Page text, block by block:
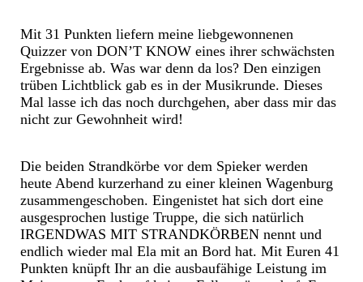
Mit 31 Punkten liefern meine liebgewonnenen
Quizzer von DON’T KNOW eines ihrer schwächsten
Ergebnisse ab. Was war denn da los? Den einzigen
trüben Lichtblick gab es in der Musikrunde. Dieses
Mal lasse ich das noch durchgehen, aber dass mir das
nicht zur Gewohnheit wird!
Die beiden Strandkörbe vor dem Spieker werden
heute Abend kurzerhand zu einer kleinen Wagenburg
zusammengeschoben. Eingenistet hat sich dort eine
ausgesprochen lustige Truppe, die sich natürlich
IRGENDWAS MIT STRANDKÖRBEN nennt und
endlich wieder mal Ela mit an Bord hat. Mit Euren 41
Punkten knüpft Ihr an die ausbaufähige Leistung im